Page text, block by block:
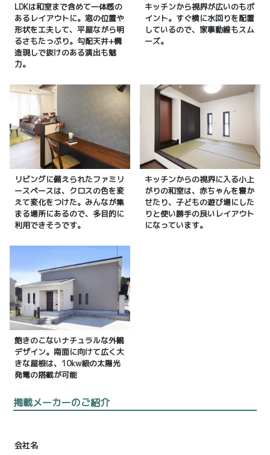
LDKは和室まで含めて一体感の
あるレイアウトに。窓の位置や
形状を工夫して、平屋ながら明
るさもたっぷり。勾配天井+構
造現しで抜けのある演出も魅
力。
キッチンから視界が広いのもポ
イント。すぐ横に水回りを配置
しているので、家事動線もスム
ーズ。
リビングに備えられたファミリ
ースペースは、クロスの色を変
えて変化をつけた。みんなが集
まる場所にあるので、多目的に
利用できそうです。
キッチンからの視界に入る小上
がりの和室は、赤ちゃんを寝か
せたり、子どもの遊び場にした
りと使い勝手の良いレイアウト
になっています。
飽きのこないナチュラルな外観
デザイン。南面に向けて広く大
きな屋根は、10kw級の太陽光
発電の搭載が可能
掲載メーカーのご紹介
会社名